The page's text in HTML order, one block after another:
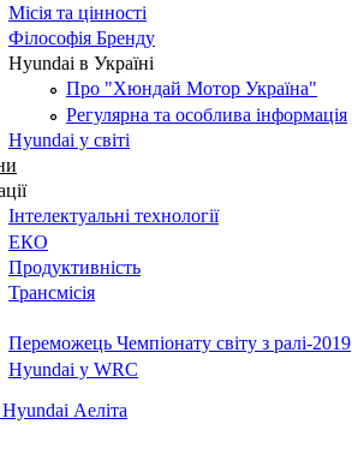
Місія та цінності
Філософія Бренду
Hyundai в Україні
Про "Хюндай Мотор Україна"
Регулярна та особлива інформація
Hyundai у світі
Інтелектуальні технології
ЕКО
Продуктивність
Трансмісія
Переможець Чемпіонату світу з ралі-2019
Hyundai у WRC